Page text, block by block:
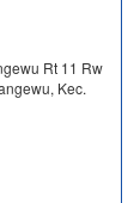
Rt 11 Rw
Kec.